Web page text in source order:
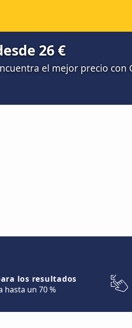
26 €
el mejor precio con
los resultados
hasta un 70 %